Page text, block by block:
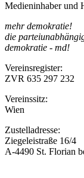
Medieninhaber und
mehr demokratie!
die
demokratie - md!
Vereinsregister:
ZVR 635 297 232
Vereinssitz:
Wien
Zustelladresse:
Ziegeleistraße 16/4
A-4490 St. Florian